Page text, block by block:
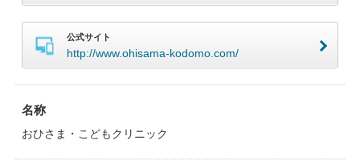
公式サイト
http://www.ohisama-kodomo.com/
名称
おひさま・こどもクリニック